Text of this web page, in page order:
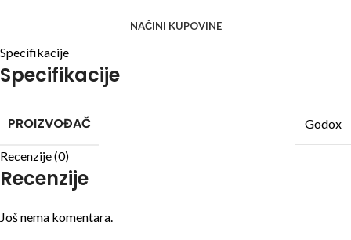
NAČINI KUPOVINE
Specifikacije
Specifikacije
PROIZVOĐAČ Godox
Recenzije (0)
Recenzije
Još nema komentara.